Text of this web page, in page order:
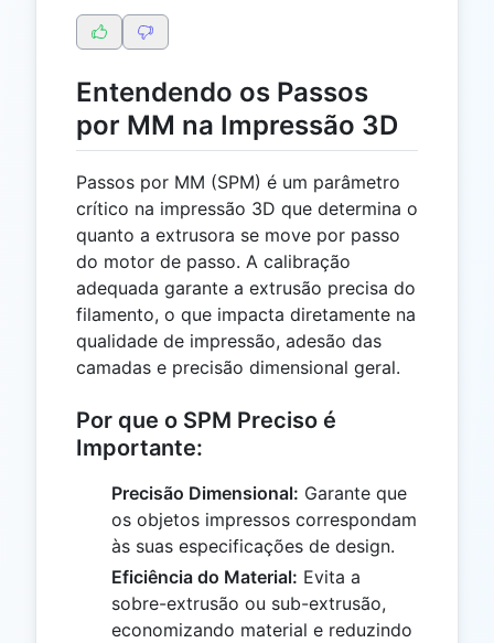
Entendendo os Passos
por MM na Impressão 3D
Passos por MM (SPM) é um parâmetro
crítico na impressão 3D que determina o
quanto a extrusora se move por passo
do motor de passo. A calibração
adequada garante a extrusão precisa do
filamento, o que impacta diretamente na
qualidade de impressão, adesão das
camadas e precisão dimensional geral.
Por que o SPM Preciso é
Importante:
Precisão Dimensional: Garante que
os objetos impressos correspondam
às suas especificações de design.
Eficiência do Material: Evita a
sobre-extrusão ou sub-extrusão,
economizando material e reduzindo